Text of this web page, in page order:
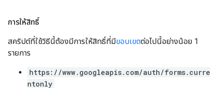
การให้สิทธิ์
สคริปต์ที่ใช้วิธีนี้ต้องมีการให้สิทธิ์ที่มีขอบเขตต่อไปนี้อย่างน้อย 1
รายการ
https://www.googleapis.com/auth/forms.curre
ntonly